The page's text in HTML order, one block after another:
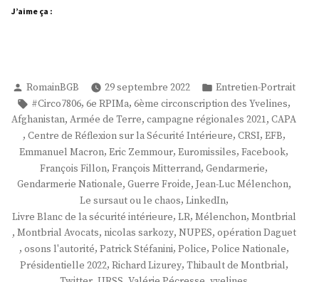
J’aime ça :
Publié
par
RomainBGB 29 septembre 2022
Publié
dans
Entretien-Portrait
Étiquettes :
#Circo7806, 6e RPIMa, 6ème circonscription des Yvelines,
Afghanistan, Armée de Terre, campagne régionales 2021, CAPA
, Centre de Réflexion sur la Sécurité Intérieure, CRSI, EFB,
Emmanuel Macron, Eric Zemmour, Euromissiles, Facebook,
François Fillon, François Mitterrand, Gendarmerie,
Gendarmerie Nationale, Guerre Froide, Jean-Luc Mélenchon,
Le sursaut ou le chaos, LinkedIn,
Livre Blanc de la sécurité intérieure, LR, Mélenchon, Montbrial
, Montbrial Avocats, nicolas sarkozy, NUPES, opération Daguet
, osons l'autorité, Patrick Stéfanini, Police, Police Nationale,
Présidentielle 2022, Richard Lizurey, Thibault de Montbrial,